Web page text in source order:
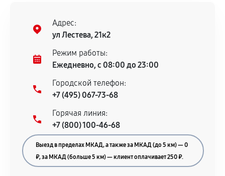
Установка была выполнена нашим сервисным
центром.
При этом гарантия на сами комплектующие
остается на стороне производителя или
сервисный центр ответственности не несет.
Адрес:
ул Лестева, 21к2
Режим работы:
Ежедневно, с 08:00 до 23:00
Городской телефон:
+7 (495) 067-73-68
Горячая линия:
+7 (800) 100-46-68
Выезд в пределах МКАД, а также за МКАД (до 5 км) — 0
₽, за МКАД (больше 5 км) — клиент оплачивает 250 ₽.